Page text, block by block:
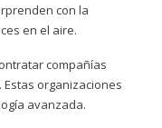
con la
en el aire.
compañías
organizaciones
avanzada.